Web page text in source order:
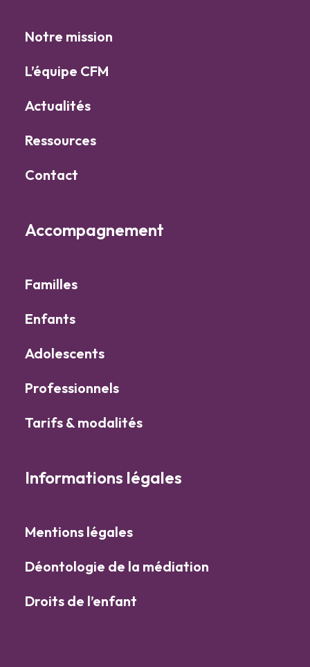
Notre mission
L’équipe CFM
Actualités
Ressources
Contact
Accompagnement
Familles
Enfants
Adolescents
Professionnels
Tarifs & modalités
Informations légales
Mentions légales
Déontologie de la médiation
Droits de l’enfant